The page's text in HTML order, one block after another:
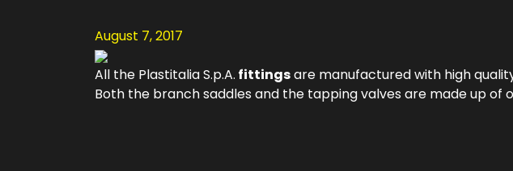
August 7, 2017
All the Plastitalia S.p.A. fittingsare manufactured with high
Both the branch saddles and the tapping valves are made up of